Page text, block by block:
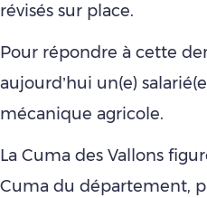
révisés sur place.
Pour répondre à cette
aujourd’hui un(e)
mécanique agricole.
La Cuma des Vallons
Cuma du département,